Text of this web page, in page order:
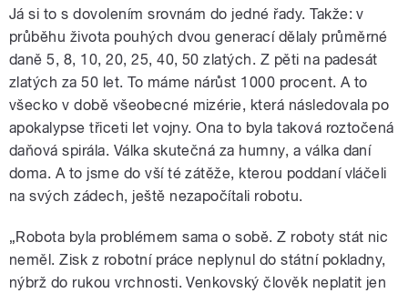
Já si to s dovolením srovnám do jedné řady. Takže: v
průběhu života pouhých dvou generací dělaly průměrné
daně 5, 8, 10, 20, 25, 40, 50 zlatých. Z pěti na padesát
zlatých za 50 let. To máme nárůst 1000 procent. A to
všecko v době všeobecné mizérie, která následovala po
apokalypse třiceti let vojny. Ona to byla taková roztočená
daňová spirála. Válka skutečná za humny, a válka daní
doma. A to jsme do vší té zátěže, kterou poddaní vláčeli
na svých zádech, ještě nezapočítali robotu.
„Robota byla problémem sama o sobě. Z roboty stát nic
neměl. Zisk z robotní práce neplynul do státní pokladny,
nýbrž do rukou vrchnosti. Venkovský člověk neplatit jen